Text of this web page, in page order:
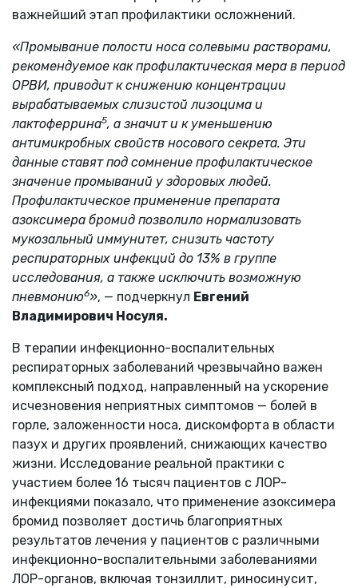
важнейший этап профилактики осложнений.
«Промывание полости носа солевыми растворами,
рекомендуемое как профилактическая мера в период
ОРВИ, приводит к снижению концентрации
вырабатываемых слизистой лизоцима и
лактоферрина5, а значит и к уменьшению
антимикробных свойств носового секрета. Эти
данные ставят под сомнение профилактическое
значение промываний у здоровых людей.
Профилактическое применение препарата
азоксимера бромид позволило нормализовать
мукозальный иммунитет, снизить частоту
респираторных инфекций до 13% в группе
исследования, а также исключить возможную
пневмонию6», — подчеркнул Евгений
Владимирович Носуля.
В терапии инфекционно-воспалительных
респираторных заболеваний чрезвычайно важен
комплексный подход, направленный на ускорение
исчезновения неприятных симптомов — болей в
горле, заложенности носа, дискомфорта в области
пазух и других проявлений, снижающих качество
жизни. Исследование реальной практики с
участием более 16 тысяч пациентов с ЛОР-
инфекциями показало, что применение азоксимера
бромид позволяет достичь благоприятных
результатов лечения у пациентов с различными
инфекционно-воспалительными заболеваниями
ЛОР-органов, включая тонзиллит, риносинусит,